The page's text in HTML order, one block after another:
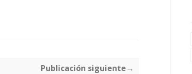
Publicación siguiente→